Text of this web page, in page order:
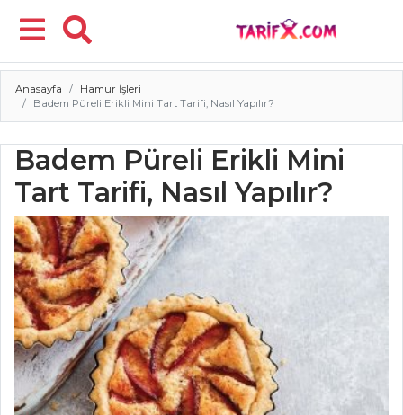
Menü
Anasayfa
Hamur İşleri
Badem Püreli Erikli Mini Tart Tarifi, Nasıl Yapılır?
Badem Püreli Erikli Mini
Tart Tarifi, Nasıl Yapılır?